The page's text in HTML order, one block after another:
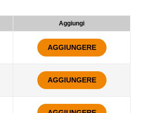
Aggiungi
AGGIUNGERE
AGGIUNGERE